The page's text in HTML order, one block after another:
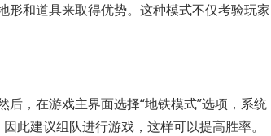
形和道具来取得优势。这种模式不仅考验玩家
，在游戏主界面选择“地铁模式”选项，系统
此建议组队进行游戏，这样可以提高胜率。